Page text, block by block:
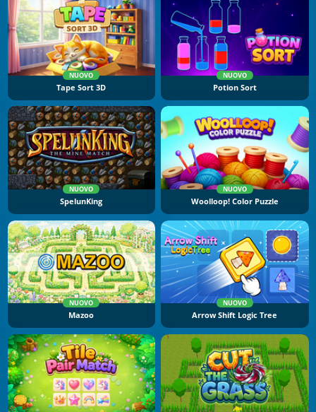
NUOVO
Tape Sort 3D
NUOVO
Potion Sort
NUOVO
SpelunKing
NUOVO
Woolloop! Color Puzzle
NUOVO
Mazoo
NUOVO
Arrow Shift Logic Tree